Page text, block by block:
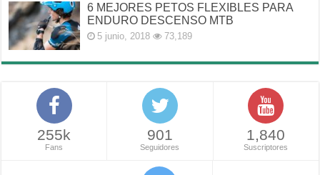
6 MEJORES PETOS FLEXIBLES PARA
ENDURO DESCENSO MTB
5 junio, 2018 73,189
255k
Fans
901
Seguidores
1,840
Suscriptores